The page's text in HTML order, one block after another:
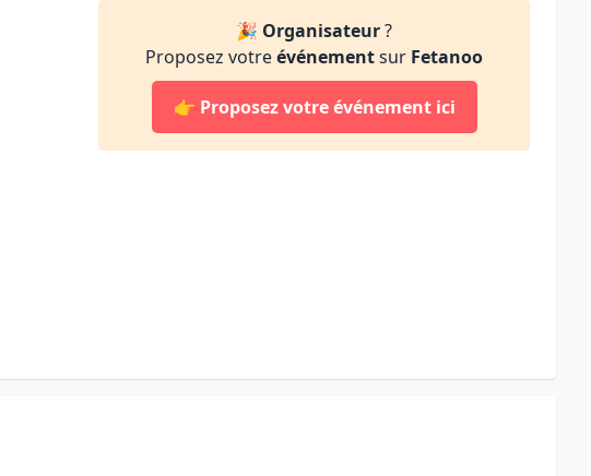
🎉 Organisateur?
Proposez votreévénementsur Fetanoo
👉 Proposez votre événement ici